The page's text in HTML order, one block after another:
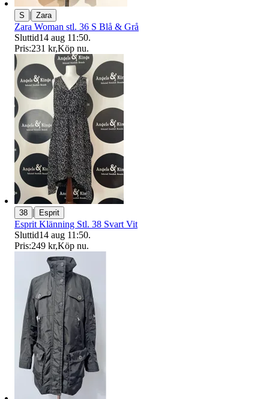
S | Zara
Zara Woman stl. 36 S Blå & Grå
Sluttid14 aug 11:50.
Pris:231 kr,Köp nu.
38 | Esprit
Esprit Klänning Stl. 38 Svart Vit
Sluttid14 aug 11:50.
Pris:249 kr,Köp nu.